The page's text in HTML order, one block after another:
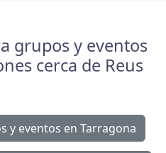
grupos y eventos
cerca de Reus
y eventos en Tarragona